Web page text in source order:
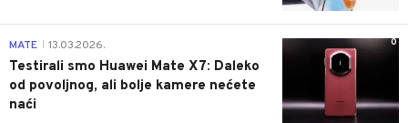
0
MATE 13.03.2026.
Testirali smo Huawei Mate X7: Daleko
od povoljnog, ali bolje kamere nećete
naći